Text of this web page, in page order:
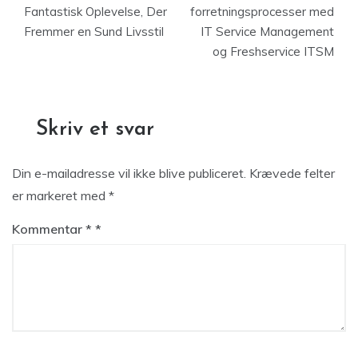
Fantastisk Oplevelse, Der
Fremmer en Sund Livsstil
forretningsprocesser med
IT Service Management
og Freshservice ITSM
Skriv et svar
Din e-mailadresse vil ikke blive publiceret. Krævede felter
er markeret med *
Kommentar *